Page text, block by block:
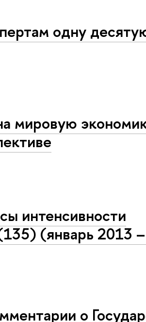
одну
мировую
интенсивности
(январь 2013
о